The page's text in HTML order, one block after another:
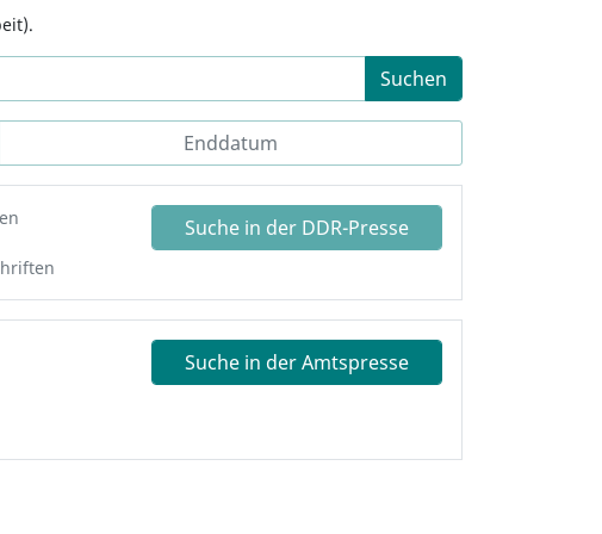
Suchen
Suche in der DDR-Presse
Suche in der Amtspresse